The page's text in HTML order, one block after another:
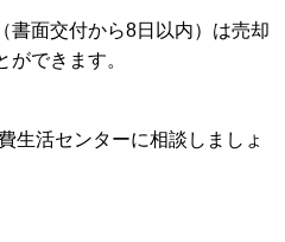
面交付から8日以内）は売却
ができます。
生活センターに相談しましょ